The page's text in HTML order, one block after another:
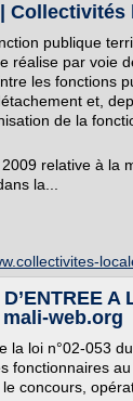
Collectivités
publique
réalise par voie
les fonctions
et,
de la
relative à la
la...
A
mali-web.org
la loi n°02-053
fonctionnaires
concours,